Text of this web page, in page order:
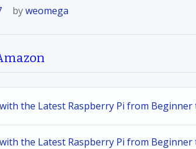
byweomega
the Latest Raspberry Pi from Beginner
the Latest Raspberry Pi from Beginner